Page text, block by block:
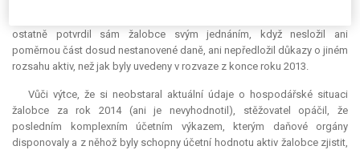
ostatně potvrdil sám žalobce svým jednáním, když nesložil ani
poměrnou část dosud nestanovené daně, ani nepředložil důkazy o jiném
rozsahu aktiv, než jak byly uvedeny v rozvaze z konce roku 2013.
Vůči výtce, že si neobstaral aktuální údaje o hospodářské situaci
žalobce za rok 2014 (ani je nevyhodnotil), stěžovatel opáčil, že
posledním komplexním účetním výkazem, kterým daňové orgány
disponovaly a z něhož byly schopny účetní hodnotu aktiv žalobce zjistit,